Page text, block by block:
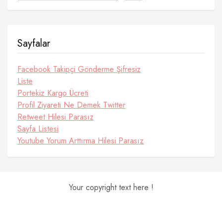
Sayfalar
Facebook Takipçi Gönderme Şifresiz
Liste
Portekiz Kargo Ücreti
Profil Ziyareti Ne Demek Twitter
Retweet Hilesi Parasız
Sayfa Listesi
Youtube Yorum Arttırma Hilesi Parasız
Your copyright text here !